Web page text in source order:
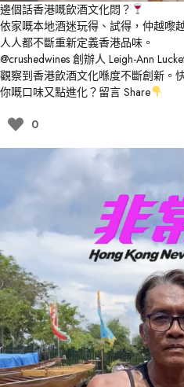
邊個話香港嘅飲酒文化悶？
依家嘅本地酒迷玩得、試得，仲越嚟
人人都不斷重新定義香港品味。
@crushedwines 創辦人 Leigh-Ann
觀察到香港飲酒文化喺度不斷創新。
你嘅口味又點進化？留言 Share
0